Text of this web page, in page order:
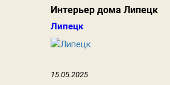
Интерьер дома Липецк
Липецк
15.05.2025